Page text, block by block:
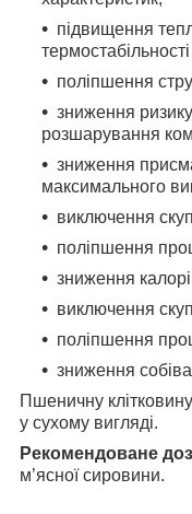
підвищення
поліпшення
зниження
розшарування
зниження
максимального
виключення
поліпшення
зниження
виключення
поліпшення
зниження
Пшеничну
у сухому вигляді.
Рекомендоване
м’ясної сировини.